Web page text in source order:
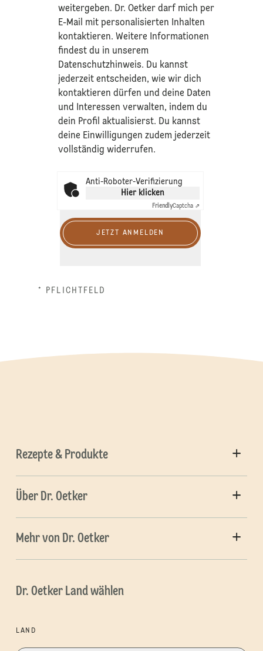
weitergeben. Dr. Oetker darf mich per
E-Mail mit personalisierten Inhalten
kontaktieren. Weitere Informationen
findest du in unserem
Datenschutzhinweis. Du kannst
jederzeit entscheiden, wie wir dich
kontaktieren dürfen und deine Daten
und Interessen verwalten, indem du
dein Profil aktualisierst. Du kannst
deine Einwilligungen zudem jederzeit
vollständig widerrufen.
Anti-Roboter-Verifizierung
Hier klicken
FriendlyCaptcha ⇗
JETZT ANMELDEN
* PFLICHTFELD
Rezepte & Produkte
Über Dr. Oetker
Mehr von Dr. Oetker
Dr. Oetker Land wählen
LAND